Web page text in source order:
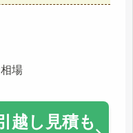
越し見積も